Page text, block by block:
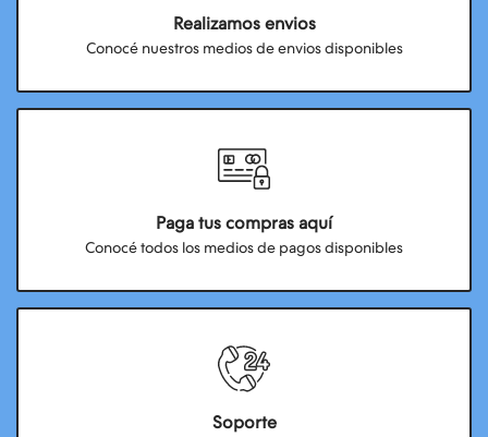
Realizamos envios
Conocé nuestros medios de envios disponibles
Paga tus compras aquí
Conocé todos los medios de pagos disponibles
Soporte